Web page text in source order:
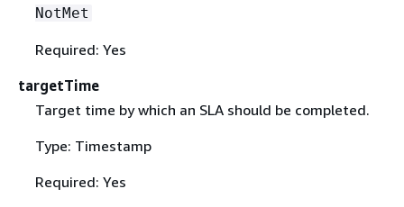
NotMet
Required: Yes
targetTime
Target time by which an SLA should be completed.
Type: Timestamp
Required: Yes